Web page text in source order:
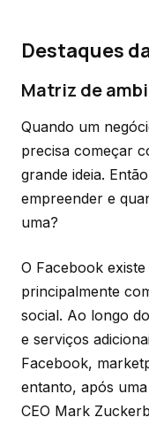
Destaques
Matriz de
Quando um
precisa começar
grande ideia.
empreender e
uma?
O Facebook
principalmente
social. Ao longo
e serviços
Facebook,
entanto, após
CEO Mark